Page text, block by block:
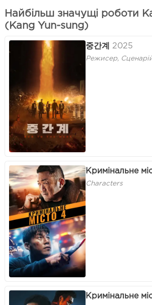
Найбільш значущі роботи
(Kang Yun-sung)
중간계 2025
Режисер,
Кримінальне
Characters
Кримінальне